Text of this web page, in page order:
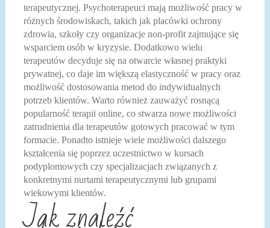
terapeutycznej. Psychoterapeuci mają możliwość pracy w
różnych środowiskach, takich jak placówki ochrony
zdrowia, szkoły czy organizacje non-profit zajmujące się
wsparciem osób w kryzysie. Dodatkowo wielu
terapeutów decyduje się na otwarcie własnej praktyki
prywatnej, co daje im większą elastyczność w pracy oraz
możliwość dostosowania metod do indywidualnych
potrzeb klientów. Warto również zauważyć rosnącą
popularność terapii online, co stwarza nowe możliwości
zatrudnienia dla terapeutów gotowych pracować w tym
formacie. Ponadto istnieje wiele możliwości dalszego
kształcenia się poprzez uczestnictwo w kursach
podyplomowych czy specjalizacjach związanych z
konkretnymi nurtami terapeutycznymi lub grupami
wiekowymi klientów.
Jak znaleźć